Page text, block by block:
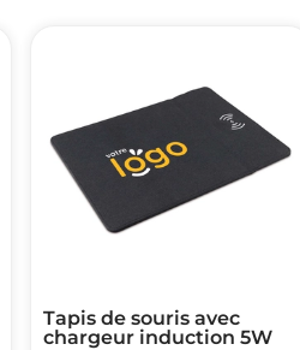
Tapis de souris avec
chargeur induction 5W